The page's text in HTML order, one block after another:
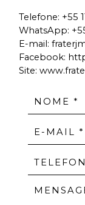
Telefone: +55
WhatsApp:
E-mail:
Facebook:
Site: